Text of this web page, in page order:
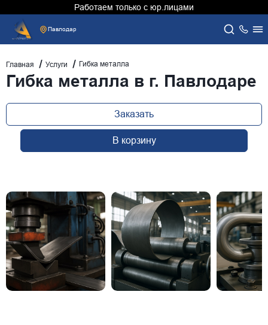
Работаем только с юр.лицами
Павлодар
Главная Услуги Гибка металла
Гибка металла в г. Павлодаре
Заказать
В корзину